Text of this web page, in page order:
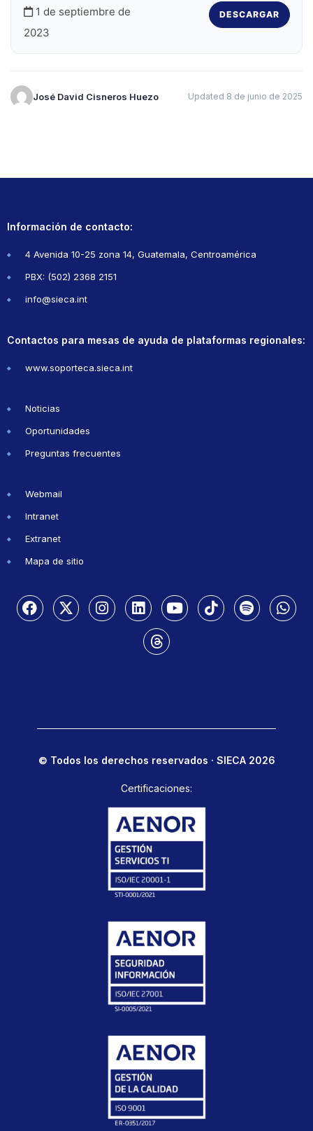
1 de septiembre de
2023
DESCARGAR
José David Cisneros Huezo Updated 8 de junio de 2025
Información de contacto:
4 Avenida 10-25 zona 14, Guatemala, Centroamérica
PBX: (502) 2368 2151
info@sieca.int
Contactos para mesas de ayuda de plataformas regionales:
www.soporteca.sieca.int
Noticias
Oportunidades
Preguntas frecuentes
Webmail
Intranet
Extranet
Mapa de sitio
© Todos los derechos reservados · SIECA 2026
Certificaciones: